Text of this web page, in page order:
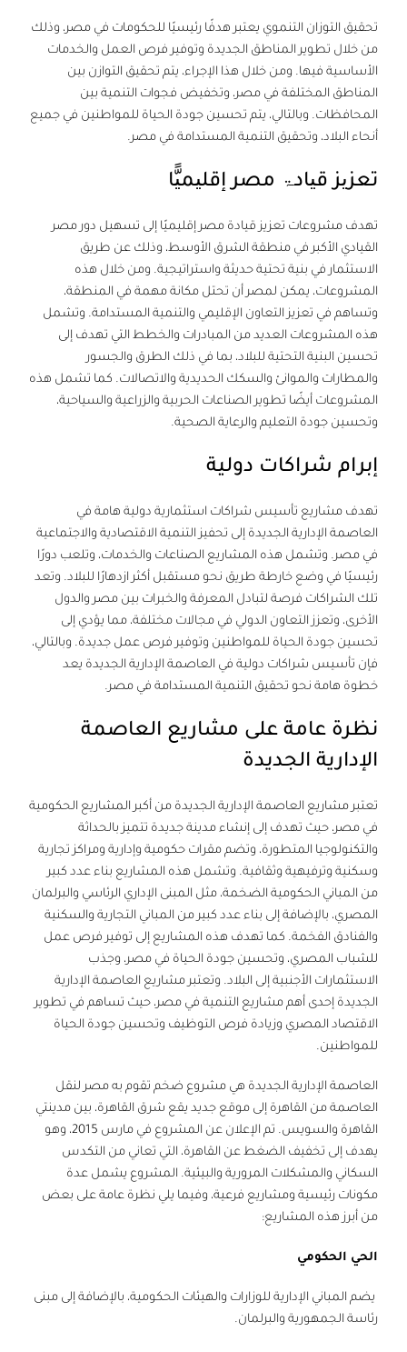
تحقيق التوزان التنموي يعتبر هدفًا رئيسيًا للحكومات في مصر، وذلك
من خلال تطوير المناطق الجديدة وتوفير فرص العمل والخدمات
الأساسية فيها. ومن خلال هذا الإجراء، يتم تحقيق التوازن بين
المناطق المختلفة في مصر، وتخفيض فجوات التنمية بين
المحافظات. وبالتالي، يتم تحسين جودة الحياة للمواطنين في جميع
أنحاء البلاد، وتحقيق التنمية المستدامة في مصر.
تعزیز قیادۃ مصر إقلیمیًّا
تهدف مشروعات تعزيز قيادة مصر إقليميًا إلى تسهيل دور مصر
القيادي الأكبر في منطقة الشرق الأوسط، وذلك عن طريق
الاستثمار في بنية تحتية حديثة واستراتيجية. ومن خلال هذه
المشروعات، يمكن لمصر أن تحتل مكانة مهمة في المنطقة،
وتساهم في تعزيز التعاون الإقليمي والتنمية المستدامة. وتشمل
هذه المشروعات العديد من المبادرات والخطط التي تهدف إلى
تحسين البنية التحتية للبلاد، بما في ذلك الطرق والجسور
والمطارات والموانئ والسكك الحديدية والاتصالات. كما تشمل هذه
المشروعات أيضًا تطوير الصناعات الحربية والزراعية والسياحية،
وتحسين جودة التعليم والرعاية الصحية.
إبرام شراكات دولية
تهدف مشاريع تأسيس شراكات استثمارية دولية هامة في
العاصمة الإدارية الجديدة إلى تحفيز التنمية الاقتصادية والاجتماعية
في مصر. وتشمل هذه المشاريع الصناعات والخدمات، وتلعب دورًا
رئيسيًا في وضع خارطة طريق نحو مستقبل أكثر ازدهارًا للبلاد. وتعد
تلك الشراكات فرصة لتبادل المعرفة والخبرات بين مصر والدول
الأخرى، وتعزز التعاون الدولي في مجالات مختلفة، مما يؤدي إلى
تحسين جودة الحياة للمواطنين وتوفير فرص عمل جديدة. وبالتالي،
فإن تأسيس شراكات دولية في العاصمة الإدارية الجديدة يعد
خطوة هامة نحو تحقيق التنمية المستدامة في مصر.
نظرة عامة على مشاريع العاصمة
الإدارية الجديدة
تعتبر مشاريع العاصمة الإدارية الجديدة من أكبر المشاريع الحكومية
في مصر، حيث تهدف إلى إنشاء مدينة جديدة تتميز بالحداثة
والتكنولوجيا المتطورة، وتضم مقرات حكومية وإدارية ومراكز تجارية
وسكنية وترفيهية وثقافية. وتشمل هذه المشاريع بناء عدد كبير
من المباني الحكومية الضخمة، مثل المبنى الإداري الرئاسي والبرلمان
المصري، بالإضافة إلى بناء عدد كبير من المباني التجارية والسكنية
والفنادق الفخمة. كما تهدف هذه المشاريع إلى توفير فرص عمل
للشباب المصري، وتحسين جودة الحياة في مصر، وجذب
الاستثمارات الأجنبية إلى البلاد. وتعتبر مشاريع العاصمة الإدارية
الجديدة إحدى أهم مشاريع التنمية في مصر، حيث تساهم في تطوير
الاقتصاد المصري وزيادة فرص التوظيف وتحسين جودة الحياة
للمواطنين.
العاصمة الإدارية الجديدة هي مشروع ضخم تقوم به مصر لنقل
العاصمة من القاهرة إلى موقع جديد يقع شرق القاهرة، بين مدينتي
القاهرة والسويس. تم الإعلان عن المشروع في مارس 2015، وهو
يهدف إلى تخفيف الضغط عن القاهرة، التي تعاني من التكدس
السكاني والمشكلات المرورية والبيئية. المشروع يشمل عدة
مكونات رئيسية ومشاريع فرعية، وفيما يلي نظرة عامة على بعض
من أبرز هذه المشاريع:
الحي الحكومي
يضم المباني الإدارية للوزارات والهيئات الحكومية، بالإضافة إلى مبنى
رئاسة الجمهورية والبرلمان.